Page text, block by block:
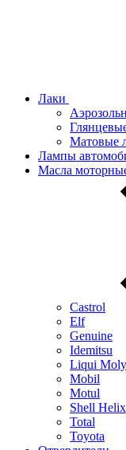
Лаки
Матовые
Лампы
Масла
Castrol
Elf
Genuine
Idemitsu
Liqui Moly
Mobil
Motul
Shell Helix
Total
Toyota